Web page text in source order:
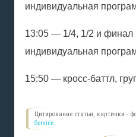
индивидуальная
13:05 — 1/4, 1/2 и финал
индивидуальная
15:50 — кросс-баттл,
Цитирование статьи, картинки -
Service.